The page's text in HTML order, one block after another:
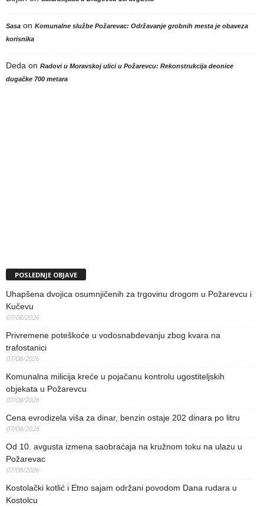
Sasa on Komunalne službe Požarevac: Održavanje grobnih mesta je obaveza
korisnika
Deda on Radovi u Moravskoj ulici u Požarevcu: Rekonstrukcija deonice
dugačke 700 metara
POSLEDNJE OBJAVE
Uhapšena dvojica osumnjičenih za trgovinu drogom u Požarevcu i
Kučevu
07/08/2026
Privremene poteškoće u vodosnabdevanju zbog kvara na
trafostanici
07/08/2026
Komunalna milicija kreće u pojačanu kontrolu ugostiteljskih
objekata u Požarevcu
07/08/2026
Cena evrodizela viša za dinar, benzin ostaje 202 dinara po litru
07/08/2026
Od 10. avgusta izmena saobraćaja na kružnom toku na ulazu u
Požarevac
07/08/2026
Kostolački kotlić i Etno sajam održani povodom Dana rudara u
Kostolcu